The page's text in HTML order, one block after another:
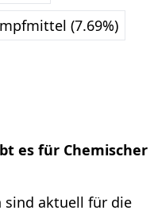
(7.69%)
es für Chemischer
sind aktuell für die